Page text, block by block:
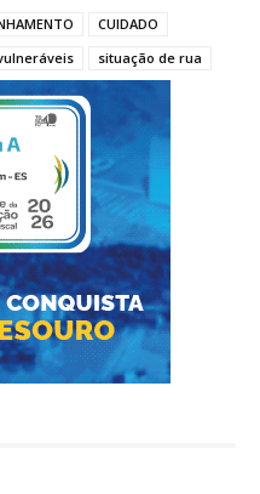
CUIDADO
situação de rua